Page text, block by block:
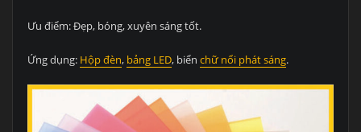
Ưu điểm: Đẹp, bóng, xuyên sáng tốt.
Ứng dụng: Hộp đèn, bảng LED, biển chữ nổi phát sáng.